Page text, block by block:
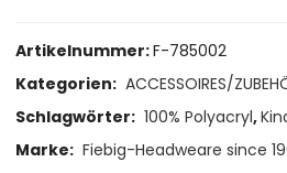
Artikelnummer:F-785002
Kategorien: ACCESSOIRES/
Schlagwörter: 100% Polyacryl,
Marke: Fiebig-Headweare since